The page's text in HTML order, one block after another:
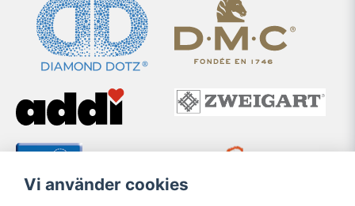
Vi använder cookies